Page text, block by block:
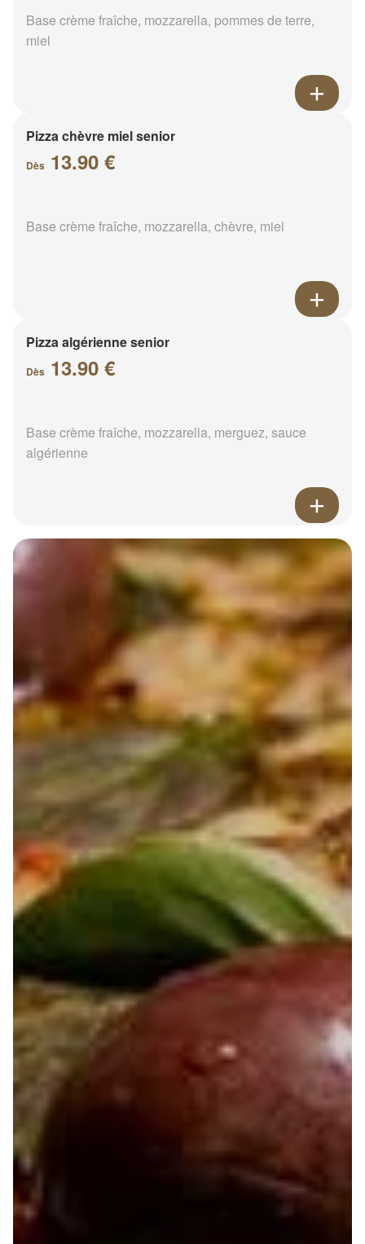
Base crème fraîche, mozzarella, pommes de terre,
miel
Pizza chèvre miel senior
Dès 13.90 €
Base crème fraîche, mozzarella, chèvre, miel
Pizza algérienne senior
Dès 13.90 €
Base crème fraîche, mozzarella, merguez, sauce
algérienne